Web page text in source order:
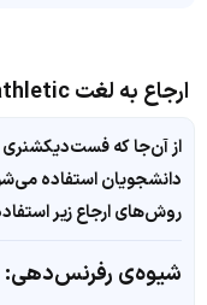
ارجاع به لغت athletic
از آن‌جا که فست‌دیکشنری
دانشجویان استفاده
روش‌های ارجاع زیر
شیوه‌ی رفرنس‌دهی: